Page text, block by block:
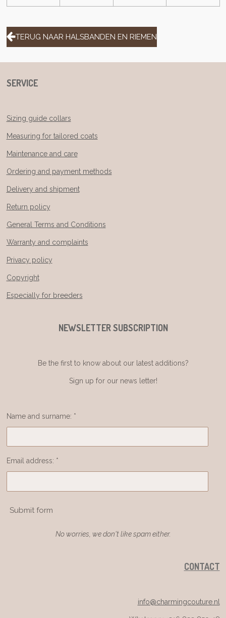
TERUG NAAR HALSBANDEN EN RIEMEN
SERVICE
Sizing guide collars
Measuring for tailored coats
Maintenance and care
Ordering and payment methods
Delivery and shipment
Return policy
General Terms and Conditions
Warranty and complaints
Privacy policy
Copyright
Especially for breeders
NEWSLETTER SUBSCRIPTION
Be the first to know about our latest additions?
Sign up for our news letter!
Name and surname: *
Email address: *
Submit form
No worries, we don't like spam either.
CONTACT
info@charmingcouture.nl